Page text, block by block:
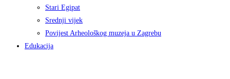
Stari Egipat
Srednji vijek
Povijest Arheološkog muzeja u Zagrebu
Edukacija